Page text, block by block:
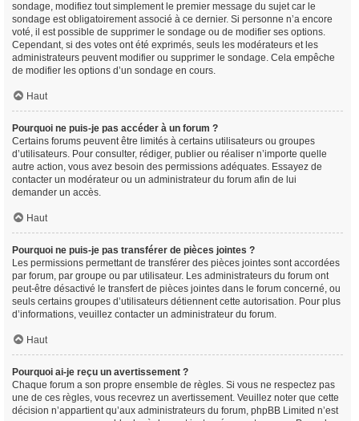
sondage, modifiez tout simplement le premier message du sujet car le
sondage est obligatoirement associé à ce dernier. Si personne n’a encore
voté, il est possible de supprimer le sondage ou de modifier ses options.
Cependant, si des votes ont été exprimés, seuls les modérateurs et les
administrateurs peuvent modifier ou supprimer le sondage. Cela empêche
de modifier les options d’un sondage en cours.
Haut
Pourquoi ne puis-je pas accéder à un forum ?
Certains forums peuvent être limités à certains utilisateurs ou groupes
d’utilisateurs. Pour consulter, rédiger, publier ou réaliser n’importe quelle
autre action, vous avez besoin des permissions adéquates. Essayez de
contacter un modérateur ou un administrateur du forum afin de lui
demander un accès.
Haut
Pourquoi ne puis-je pas transférer de pièces jointes ?
Les permissions permettant de transférer des pièces jointes sont accordées
par forum, par groupe ou par utilisateur. Les administrateurs du forum ont
peut-être désactivé le transfert de pièces jointes dans le forum concerné, ou
seuls certains groupes d’utilisateurs détiennent cette autorisation. Pour plus
d’informations, veuillez contacter un administrateur du forum.
Haut
Pourquoi ai-je reçu un avertissement ?
Chaque forum a son propre ensemble de règles. Si vous ne respectez pas
une de ces règles, vous recevrez un avertissement. Veuillez noter que cette
décision n’appartient qu’aux administrateurs du forum, phpBB Limited n’est